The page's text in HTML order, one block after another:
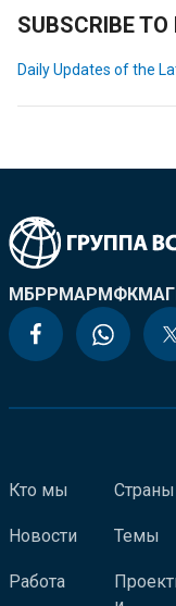
SUBSCRIBE
Daily Updates of the
МБРРМАРМФК
Кто мы
Новости
Работа
Страны
Темы